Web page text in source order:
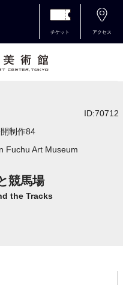
チケット アクセス
ID:70712
制作84
Fuchu Art Museum
競馬場
the Tracks